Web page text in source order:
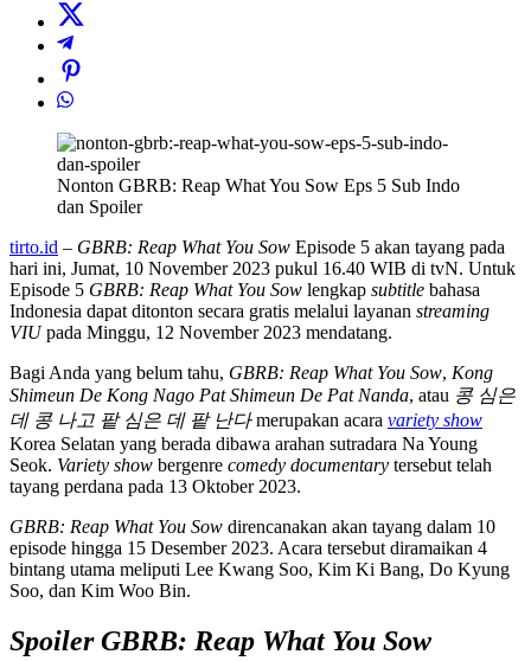
Nonton GBRB: Reap What You Sow Eps 5 Sub Indo
dan Spoiler
tirto.id – GBRB: Reap What You Sow Episode 5 akan tayang pada
hari ini, Jumat, 10 November 2023 pukul 16.40 WIB di tvN. Untuk
Episode 5 GBRB: Reap What You Sow lengkap subtitle bahasa
Indonesia dapat ditonton secara gratis melalui layanan streaming
VIUpada Minggu, 12 November 2023 mendatang.
Bagi Anda yang belum tahu, GBRB: Reap What You Sow, Kong
Shimeun De Kong Nago Pat Shimeun De Pat Nanda, atau 콩 심은
데 콩 나고 팥 심은 데 팥 난다merupakan acara variety show
Korea Selatan yang berada dibawa arahan sutradara Na Young
Seok. Variety show bergenre comedy documentary tersebut telah
tayang perdana pada 13 Oktober 2023.
GBRB: Reap What You Sow direncanakan akan tayang dalam 10
episode hingga 15 Desember 2023. Acara tersebut diramaikan 4
bintang utama meliputi Lee Kwang Soo, Kim Ki Bang, Do Kyung
Soo, dan Kim Woo Bin.
Spoiler GBRB: Reap What You Sow